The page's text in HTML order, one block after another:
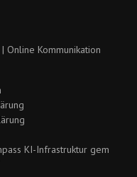
Kommunikation
KI-Infrastruktur gem